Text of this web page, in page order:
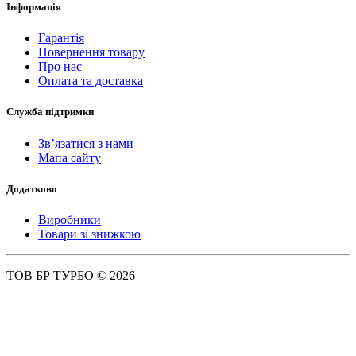
Інформація
Гарантія
Повернення товару
Про нас
Оплата та доставка
Служба підтримки
Зв’язатися з нами
Мапа сайту
Додатково
Виробники
Товари зі знижкою
ТОВ БР ТУРБО © 2026